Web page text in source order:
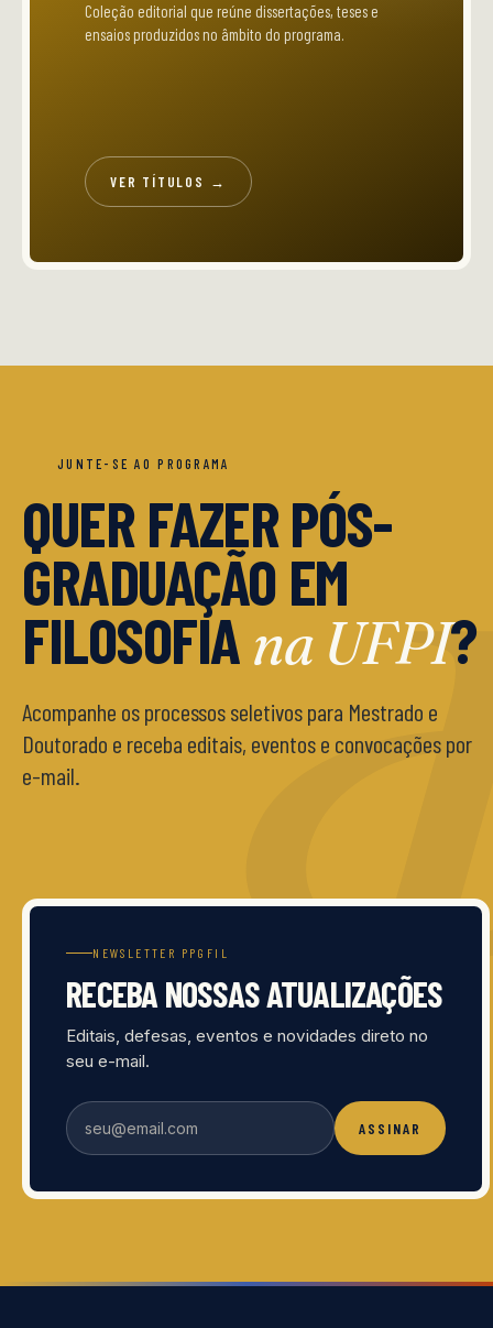
Coleção editorial que reúne dissertações, teses e
ensaios produzidos no âmbito do programa.
VER TÍTULOS →
JUNTE-SE AO PROGRAMA
QUER FAZER PÓS-
GRADUAÇÃO EM
FILOSOFIAna UFPI?
Acompanhe os processos seletivos para Mestrado e
Doutorado e receba editais, eventos e convocações por
e-mail.
NEWSLETTER PPGFIL
RECEBA NOSSAS ATUALIZAÇÕES
Editais, defesas, eventos e novidades direto no
seu e-mail.
ASSINAR